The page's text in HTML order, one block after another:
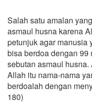
Salah satu amalan
asmaul husna karena
petunjuk agar manusia
bisa berdoa dengan
sebutan asmaul husna.
Allah itu nama-nama
berdoalah dengan
180)